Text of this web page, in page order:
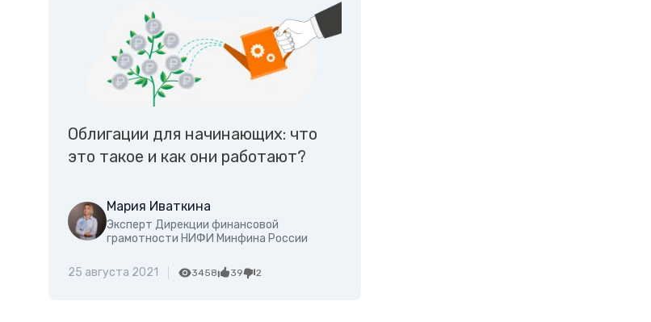
Облигации для начинающих: что
это такое и как они работают?
Мария Иваткина
Эксперт Дирекции финансовой
грамотности НИФИ Минфина России
25 августа 2021 3458 39 2